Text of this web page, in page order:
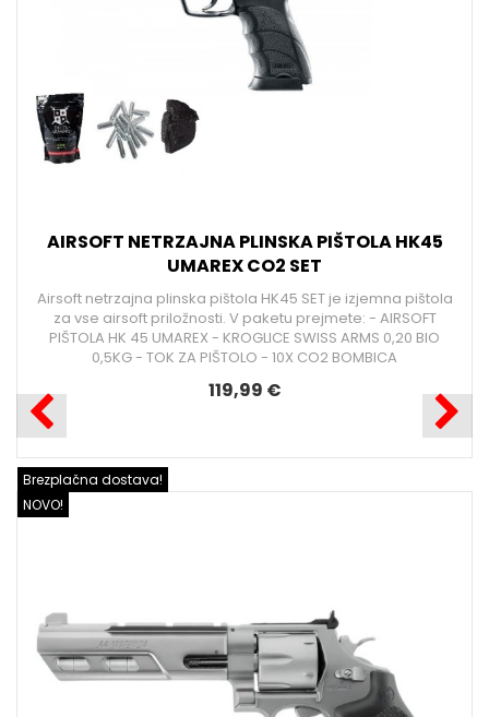
AIRSOFT NETRZAJNA PLINSKA PIŠTOLA HK45
UMAREX CO2 SET
Airsoft netrzajna plinska pištola HK45 SET je izjemna pištola
za vse airsoft priložnosti. V paketu prejmete: - AIRSOFT
PIŠTOLA HK 45 UMAREX - KROGLICE SWISS ARMS 0,20 BIO
0,5KG - TOK ZA PIŠTOLO - 10X CO2 BOMBICA
119,99 €
NOVO!
Brezplačna dostava!